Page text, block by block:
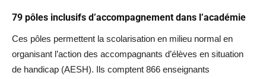
79 pôles inclusifs d’accompagnement dans l’académie
Ces pôles permettent la scolarisation en milieu normal en
organisant l’action des accompagnants d’élèves en situation
de handicap (AESH). Ils comptent 866 enseignants